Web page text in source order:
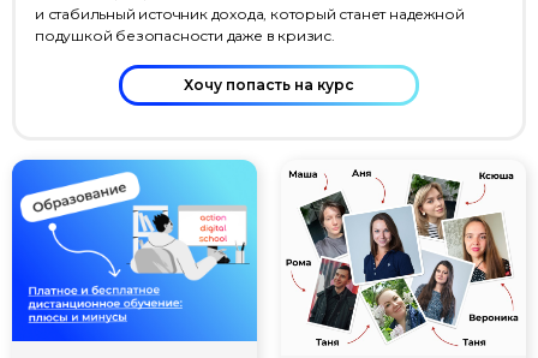
и стабильный источник дохода, который станет надежной
подушкой безопасности даже в кризис.
Хочу попасть на курс